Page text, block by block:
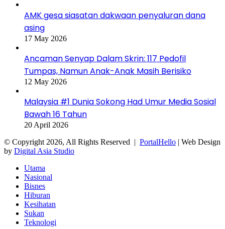
AMK gesa siasatan dakwaan penyaluran dana
asing
17 May 2026
Ancaman Senyap Dalam Skrin: 117 Pedofil
Tumpas, Namun Anak-Anak Masih Berisiko
12 May 2026
Malaysia #1 Dunia Sokong Had Umur Media Sosial
Bawah 16 Tahun
20 April 2026
© Copyright 2026, All Rights Reserved | PortalHello | Web Design
by Digital Asia Studio
Utama
Nasional
Bisnes
Hiburan
Kesihatan
Sukan
Teknologi